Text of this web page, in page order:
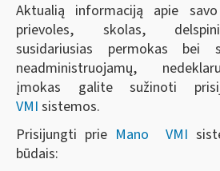
Aktualią informaciją apie
prievoles, skolas,
susidariusias permokas bei
neadministruojamų,
įmokas galite sužinoti
VMI sistemos.
Prisijungti prie Mano VMI
būdais: